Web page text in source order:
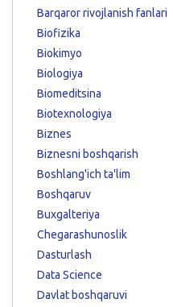
Barqaror rivojlanish fanlari
Biofizika
Biokimyo
Biologiya
Biomeditsina
Biotexnologiya
Biznes
Biznesni boshqarish
Boshlang'ich ta'lim
Boshqaruv
Buxgalteriya
Chegarashunoslik
Dasturlash
Data Science
Davlat boshqaruvi